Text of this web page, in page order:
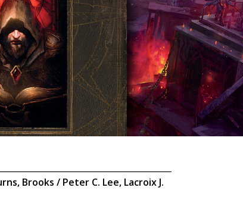
Brooks / Peter C. Lee, Lacroix J.